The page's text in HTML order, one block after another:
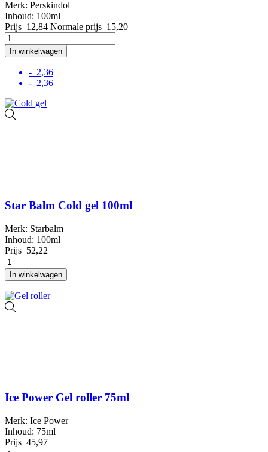
Merk: Perskindol
Inhoud: 100ml
Prijs 12,84 Normale prijs 15,20
In winkelwagen
- 2,36
- 2,36
Star Balm Cold gel 100ml
Merk: Starbalm
Inhoud: 100ml
Prijs 52,22
In winkelwagen
Ice Power Gel roller 75ml
Merk: Ice Power
Inhoud: 75ml
Prijs 45,97